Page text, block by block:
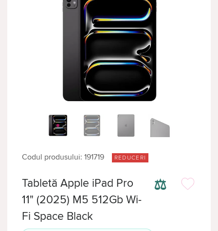
Codul produsului: 191719 REDUCERI
⚖
Tabletă Apple iPad Pro
11" (2025) M5 512Gb Wi-
Fi Space Black